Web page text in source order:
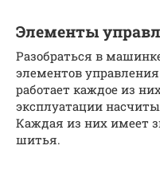
Элементы
Разобраться в
элементов
работает каждое из
эксплуатации
Каждая из них имеет
шитья.